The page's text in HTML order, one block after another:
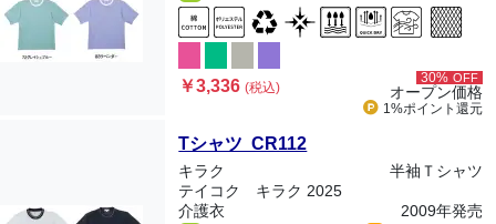
￥3,336(税込)
30% OFF
オープン価格
1%ポイント 還元
Tシャツ CR112
キラク
半袖Ｔシャツ
テイコク キラク 2025
介護衣
2009年発売